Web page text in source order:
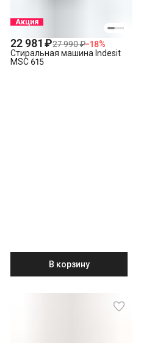
Акция
22 981 ₽27 990 ₽−18%
Стиральная машина Indesit
MSC 615
В корзину